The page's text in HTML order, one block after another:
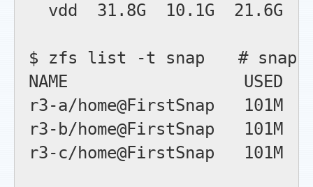
vdd  31.8G  10.1G  21.6G
$ zfs list -t snap　　# snapshot
NAME                  USED
r3-a/home@FirstSnap
r3-b/home@FirstSnap
r3-c/home@FirstSnap